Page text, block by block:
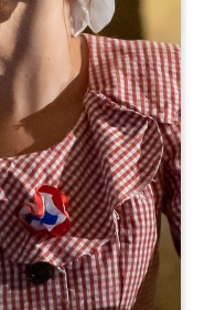
Leaflet
/noche
Grand